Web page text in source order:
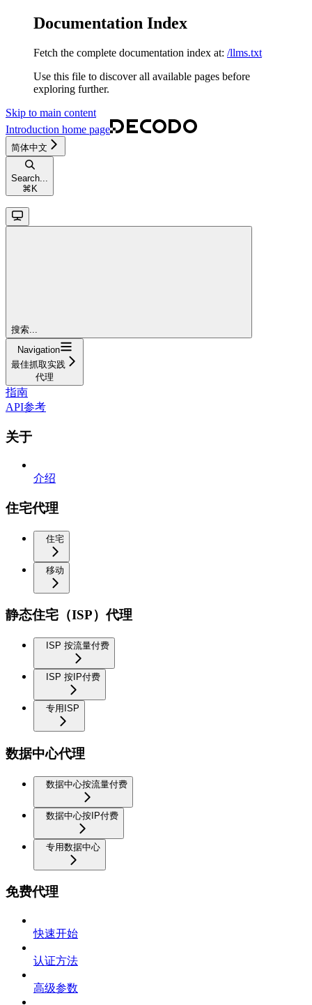
Documentation Index
Fetch the complete documentation index at: /llms.txt
Use this file to discover all available pages before
exploring further.
Skip to main content
Introduction home page
简体中文
Search...
⌘ K
搜索...
Navigation
最佳抓取实践
代理
指南
API参考
关于
介绍
住宅代理
住宅
移动
静态住宅（ISP）代理
ISP 按流量付费
ISP 按IP付费
专用ISP
数据中心代理
数据中心按流量付费
数据中心按IP付费
专用数据中心
免费代理
快速开始
认证方法
高级参数